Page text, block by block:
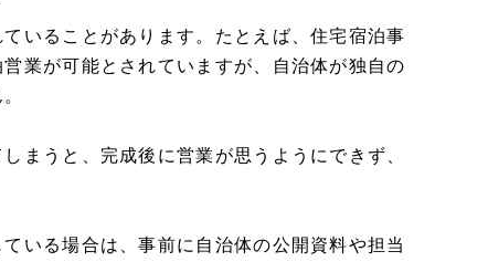
いることがあります。たとえば、住宅宿泊事
業が可能とされていますが、自治体が独自の
まうと、完成後に営業が思うようにできず、
いる場合は、事前に自治体の公開資料や担当